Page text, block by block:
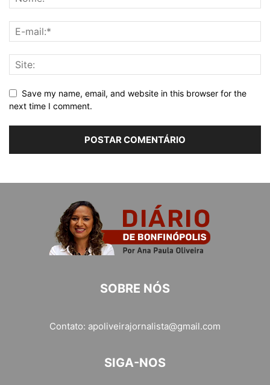
Save my name, email, and website in this browser for the
next time I comment.
SOBRE NÓS
Contato: apoliveirajornalista@gmail.com
SIGA-NOS